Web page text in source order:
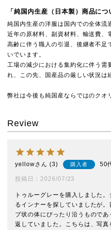
「純国内生産（日本製）商品につ
純国内生産の洋服は国内での全体流
近年の原材料、副資材料、輸送費、
高齢に伴う職人の引退、後継者不足
いでいます。
工場の減少における集約化に伴う需
れ、この先、国産品の厳しい状況は
弊社は今後も純国産ならではのクオ
Review
yellow 3 購入者 50
投稿日 2026/07/23
トゥルーグレーを購入しました
るインナーを探していましたが
ブ状の体にぴったり沿うもので
返していました。こちらは、写